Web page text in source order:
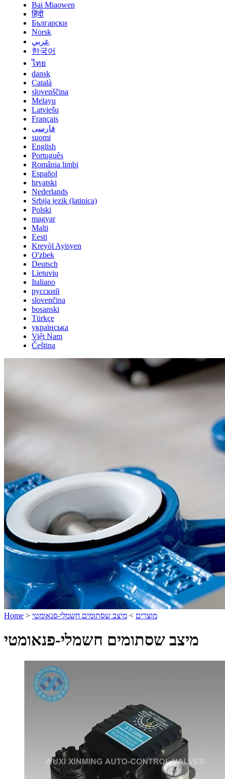
Bai Miaowen
हिंदी
Български
Norsk
عربي
한국어
ไทย
dansk
Català
slovenščina
Melayu
Latviešu
Français
فارسی
suomi
English
Português
România limbi
Español
hrvatski
Nederlands
Srbija jezik (latinica)
Polski
magyar
Malti
Eesti
Kreyòl Ayisyen
O'zbek
Deutsch
Lietuvių
Italiano
русский
slovenčina
bosanski
Türkçe
українська
Việt Nam
Čeština
Home > מוצרים > מיצב שסתומים חשמלי-פנאומטי
מיצב שסתומים חשמלי-פנאומטי